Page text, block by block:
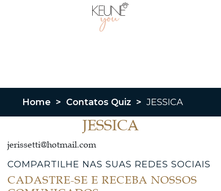
Home > Contatos Quiz > JESSICA
JESSICA
jerissetti@hotmail.com
COMPARTILHE NAS SUAS REDES SOCIAIS
CADASTRE-SE E RECEBA NOSSOS